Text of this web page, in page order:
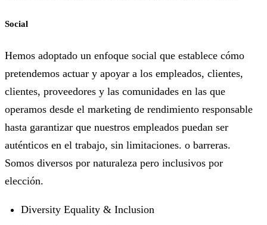
Social
Hemos adoptado un enfoque social que establece cómo
pretendemos actuar y apoyar a los empleados, clientes,
clientes, proveedores y las comunidades en las que
operamos desde el marketing de rendimiento responsable
hasta garantizar que nuestros empleados puedan ser
auténticos en el trabajo, sin limitaciones. o barreras.
Somos diversos por naturaleza pero inclusivos por
elección.
Diversity Equality & Inclusion